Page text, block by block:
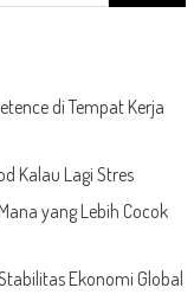
di Tempat Kerja
Kalau Lagi Stres
yang Lebih Cocok
Ekonomi Global